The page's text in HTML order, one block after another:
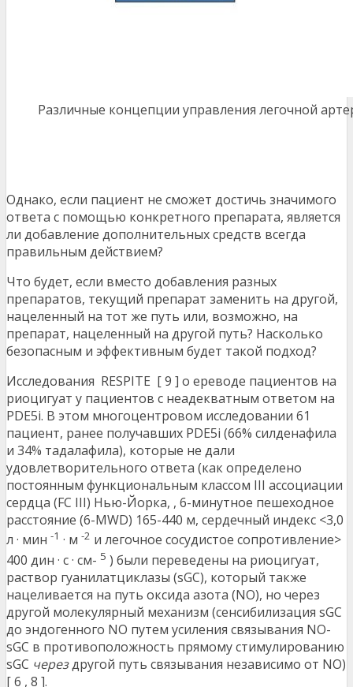
Различные концепции управления легочной
Однако, если пациент не сможет достичь значимого
ответа с помощью конкретного препарата, является
ли добавление дополнительных средств всегда
правильным действием?
Что будет, если вместо добавления разных
препаратов, текущий препарат заменить на другой,
нацеленный на тот же путь или, возможно, на
препарат, нацеленный на другой путь? Насколько
безопасным и эффективным будет такой подход?
Исследования RESPITE [ 9 ] о ереводе пациентов на
риоцигуат у пациентов с неадекватным ответом на
PDE5i. В этом многоцентровом исследовании 61
пациент, ранее получавших PDE5i (66% силденафила
и 34% тадалафила), которые не дали
удовлетворительного ответа (как определено
постоянным функциональным классом III ассоциации
сердца (FC III) Нью-Йорка, , 6-минутное пешеходное
расстояние (6-MWD) 165-440 м, сердечный индекс <3,0
л · мин -1 · м -2 и легочное сосудистое сопротивление>
400 дин · с · см- 5 ) были переведены на риоцигуат,
раствор гуанилатциклазы (sGC), который также
нацеливается на путь оксида азота (NO), но через
другой молекулярный механизм (сенсибилизация sGC
до эндогенного NO путем усиления связывания NO-
sGC в противоположность прямому стимулированию
sGC черездругой путь связывания независимо от NO)
[ 6 , 8 ].